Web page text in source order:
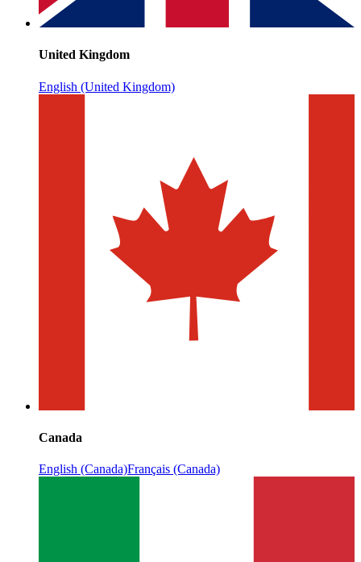
United Kingdom
English (United Kingdom)
Canada
English (Canada)Français (Canada)